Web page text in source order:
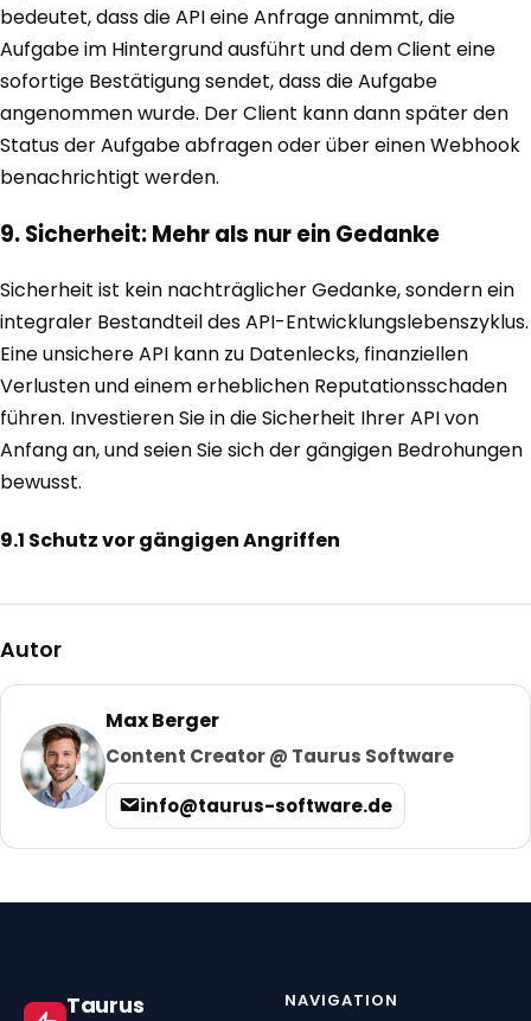
bedeutet, dass die API eine Anfrage annimmt, die
Aufgabe im Hintergrund ausführt und dem Client eine
sofortige Bestätigung sendet, dass die Aufgabe
angenommen wurde. Der Client kann dann später den
Status der Aufgabe abfragen oder über einen Webhook
benachrichtigt werden.
9. Sicherheit: Mehr als nur ein Gedanke
Sicherheit ist kein nachträglicher Gedanke, sondern ein
integraler Bestandteil des API-Entwicklungslebenszyklus.
Eine unsichere API kann zu Datenlecks, finanziellen
Verlusten und einem erheblichen Reputationsschaden
führen. Investieren Sie in die Sicherheit Ihrer API von
Anfang an, und seien Sie sich der gängigen Bedrohungen
bewusst.
9.1 Schutz vor gängigen Angriffen
Autor
Max Berger
Content Creator @ Taurus Software
info@taurus-software.de
Taurus
NAVIGATION